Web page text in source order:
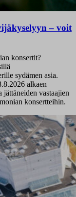
– voit
konsertit?
sydämen asia.
alkaen
vastaajien
konsertteihin.